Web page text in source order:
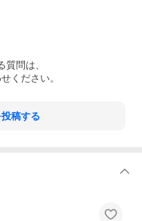
質問は、
ください。
稿する